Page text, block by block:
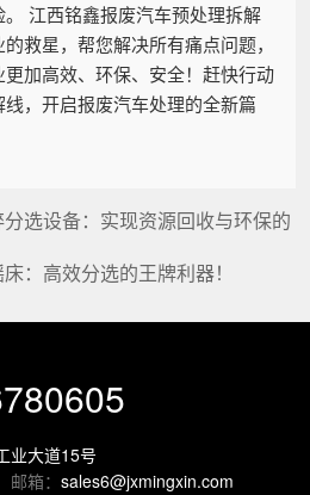
江西铭鑫报废汽车预处理拆解
救星，帮您解决所有痛点问题，
加高效、环保、安全！赶快行动
，开启报废汽车处理的全新篇
选设备：实现资源回收与环保的
：高效分选的王牌利器！
业大道15号
邮箱： sales6@jxmingxin.com